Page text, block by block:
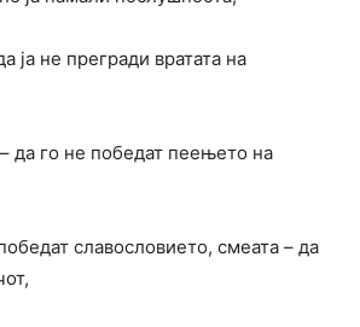
ja не прегради вратата на
да го не победат пеењето на
славословието, смеата – да